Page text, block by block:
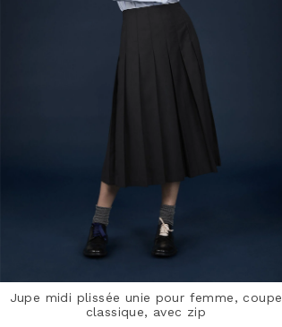
Jupe midi plissée unie pour femme, coupe
classique, avec zip